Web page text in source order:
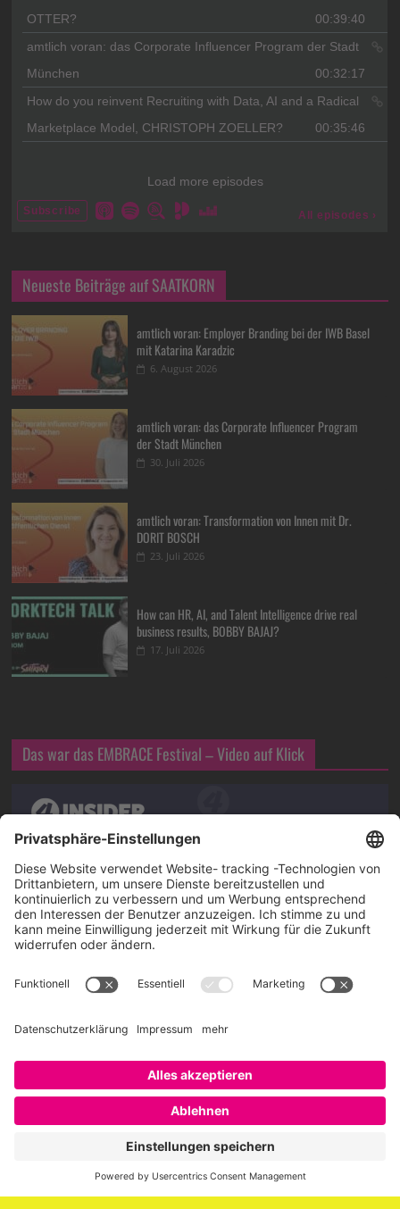
Neueste Beiträge auf SAATKORN
amtlich voran: Employer Branding bei der IWB Basel
mit Katarina Karadzic
6. August 2026
amtlich voran: das Corporate Influencer Program
der Stadt München
30. Juli 2026
amtlich voran: Transformation von Innen mit Dr.
DORIT BOSCH
23. Juli 2026
How can HR, AI, and Talent Intelligence drive real
business results, BOBBY BAJAJ?
17. Juli 2026
Das war das EMBRACE Festival – Video auf Klick
Über SAATKORN
SAATKORN ist der Blog von Gero Hesse. Seit 2009 schreibt
er über die Themen Employer Branding,